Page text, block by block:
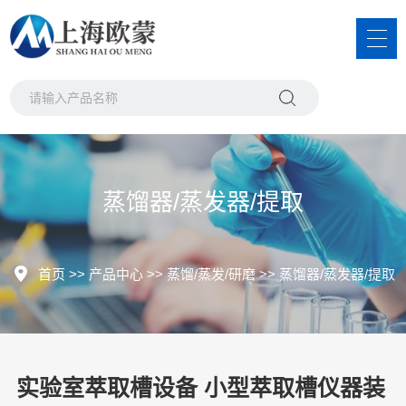
蒸馏器/蒸发器/提取
首页 >> 产品中心>>蒸馏/蒸发/研磨>> 蒸馏器/蒸发器/提取
实验室萃取槽设备 小型萃取槽仪器装